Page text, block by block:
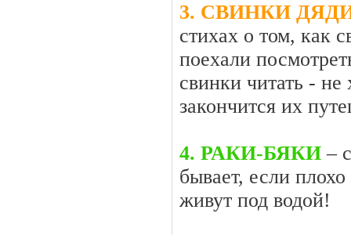
3. CВИНКИ
стихах о том, как
поехали
свинки читать -
закончится их
4. РАКИ-БЯКИ –
бывает, если
живут под водой!